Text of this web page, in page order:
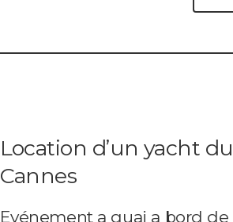
Location d’un yacht
Cannes
Evénement a quai a bord